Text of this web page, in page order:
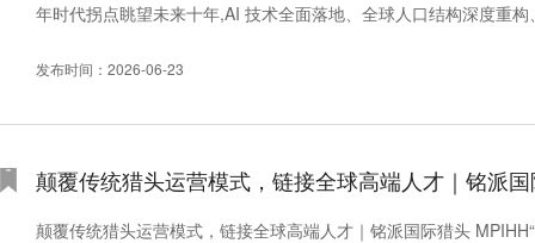
年时代拐点眺望未来十年,AI 技术全面落地、全球人口结构深度重
发布时间：2026-06-23
颠覆传统猎头运营模式，链接全球高端人才｜铭派
颠覆传统猎头运营模式，链接全球高端人才｜铭派国际猎头